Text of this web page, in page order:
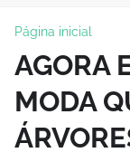
Página inicial
AGORA
MODA